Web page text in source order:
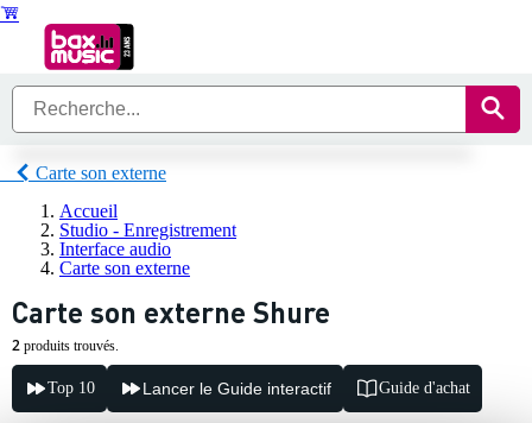
Carte son externe
Accueil
Studio - Enregistrement
Interface audio
Carte son externe
Carte son externe Shure
2 produits trouvés.
Top 10 Lancer le Guide interactif Guide d'achat